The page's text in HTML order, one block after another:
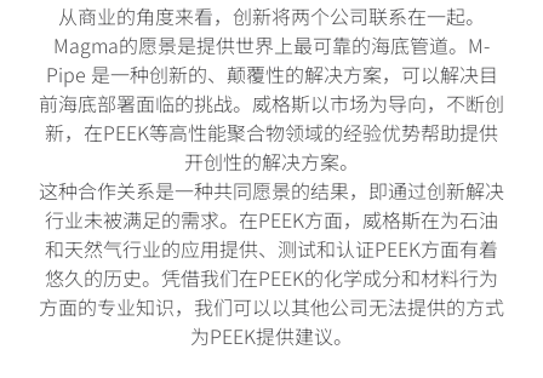
从商业的角度来看，创新将两个公司联系在一起。
Magma的愿景是提供世界上最可靠的海底管道。M-
Pipe 是一种创新的、颠覆性的解决方案，可以解决目
前海底部署面临的挑战。威格斯以市场为导向，不断创
新，在PEEK等高性能聚合物领域的经验优势帮助提供
开创性的解决方案。
这种合作关系是一种共同愿景的结果，即通过创新解决
行业未被满足的需求。在PEEK方面，威格斯在为石油
和天然气行业的应用提供、测试和认证PEEK方面有着
悠久的历史。凭借我们在PEEK的化学成分和材料行为
方面的专业知识，我们可以以其他公司无法提供的方式
为PEEK提供建议。